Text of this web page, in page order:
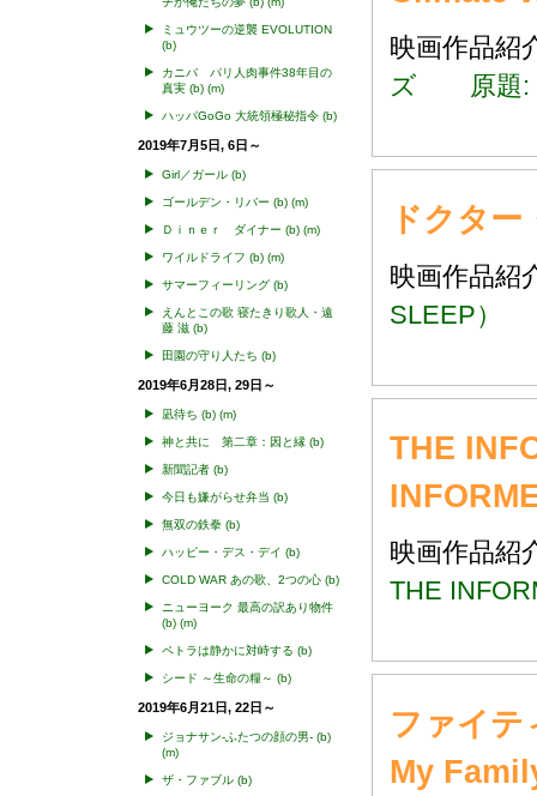
ミュウツーの逆襲 EVOLUTION
(b)
カニバ パリ人肉事件38年目の
真実 (b) (m)
ハッパGoGo 大統領極秘指令 (b)
2019年7月5日, 6日～
Girl／ガール (b)
ゴールデン・リバー (b) (m)
Ｄｉｎｅｒ ダイナー (b) (m)
ワイルドライフ (b) (m)
サマーフィーリング (b)
えんとこの歌 寝たきり歌人・遠
藤 滋 (b)
田園の守り人たち (b)
2019年6月28日, 29日～
凪待ち (b) (m)
神と共に 第二章：因と縁 (b)
新聞記者 (b)
今日も嫌がらせ弁当 (b)
無双の鉄拳 (b)
ハッピー・デス・デイ (b)
COLD WAR あの歌、2つの心 (b)
ニューヨーク 最高の訳あり物件
(b) (m)
ペトラは静かに対峙する (b)
シード ～生命の糧～ (b)
2019年6月21日, 22日～
ジョナサン-ふたつの顔の男- (b)
(m)
ザ・ファブル (b)
映画作品
ズ 原題:
ドクタ
映画作品
SLEEP）
THE
映画作品
THE
ファイ
My